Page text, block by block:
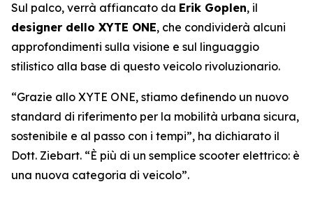
Sul palco, verrà affiancato da Erik Goplen, il
designer dello XYTE ONE, che condividerà alcuni
approfondimenti sulla visione e sul linguaggio
stilistico alla base di questo veicolo rivoluzionario.
“Grazie allo XYTE ONE, stiamo definendo un nuovo
standard di riferimento per la mobilità urbana sicura,
sostenibile e al passo con i tempi”, ha dichiarato il
Dott. Ziebart. “È più di un semplice scooter elettrico: è
una nuova categoria di veicolo”.